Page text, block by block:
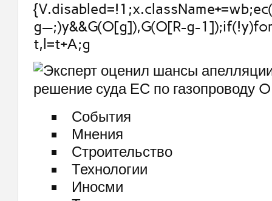
g—;)y&&G(O[g]),G(O[R-g-
t,l=t+A;g
События
Мнения
Строительство
Технологии
Иносми